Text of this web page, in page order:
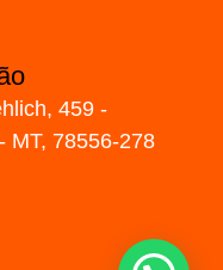
459 -
MT, 78556-278